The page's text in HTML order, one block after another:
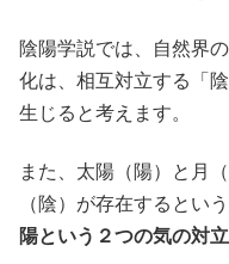
陰陽学説では、自然界
化は、相互対立する「
生じると考えます。
また、太陽（陽）と月
（陰）が存在するという
陽という２つの気の対